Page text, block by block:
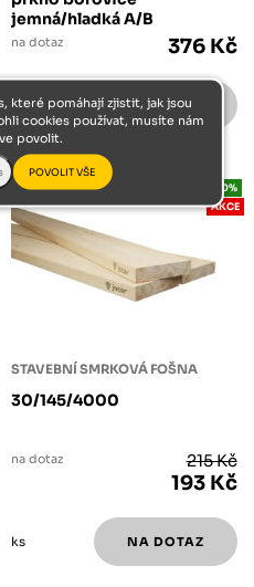
jemná/hladká A/B
na dotaz 376 Kč
ks
STAVEBNÍ SMRKOVÁ FOŠNA
30/145/4000
-10%
AKCE
na dotaz 215 Kč
193 Kč
ks
které pomáhají zjistit, jak jsou
cookies používat, musíte nám
povolit.